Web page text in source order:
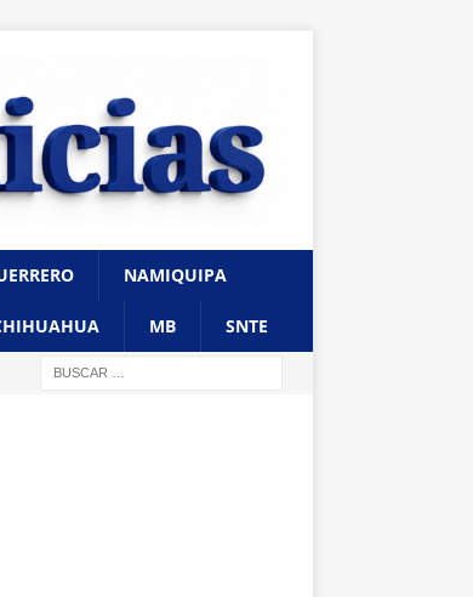
NAMIQUIPA
MB SNTE